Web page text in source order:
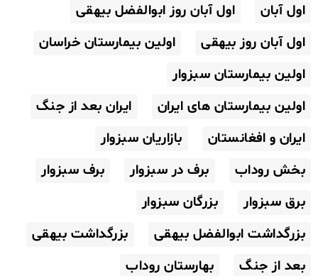
اول آبان
اول آبان روز ابوالفضل بیهقی
اول آبان روز بیهقی
اولین بیمارستان خراسان
اولین بیمارستان سبزوار
اولین بیمارستان های ایران
ایران بعد از جنگ
ایران و افغانستان
بازاریان سبزوار
بخش روداب
برف در سبزوار
برف سبزوار
برق سبزوار
بزرگان سبزوار
بزرگداشت ابوالفضل بیهقی
بزرگداشت بیهقی
بعد از جنگ
بهارستان روداب